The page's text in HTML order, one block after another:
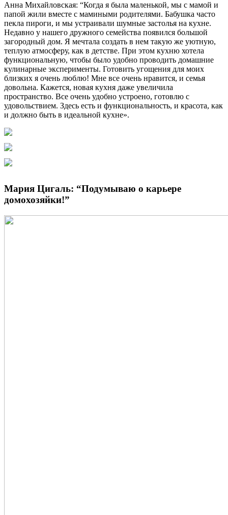
Анна Михайловская: “Когда я была маленькой, мы с мамой и
папой жили вместе с мамиными родителями. Бабушка часто
пекла пироги, и мы устраивали шумные застолья на кухне.
Недавно у нашего дружного семейства появился большой
загородный дом. Я мечтала создать в нем такую же уютную,
теплую атмосферу, как в детстве. При этом кухню хотела
функциональную, чтобы было удобно проводить домашние
кулинарные эксперименты. Готовить угощения для моих
близких я очень люблю! Мне все очень нравится, и семья
довольна. Кажется, новая кухня даже увеличила
пространство. Все очень удобно устроено, готовлю с
удовольствием. Здесь есть и функциональность, и красота, как
и должно быть в идеальной кухне».
Мария Цигаль: “Подумываю о карьере
домохозяйки!”